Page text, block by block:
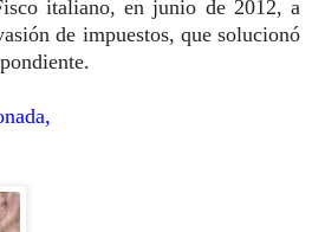
italiano, en junio de 2012, a
de impuestos, que solucionó